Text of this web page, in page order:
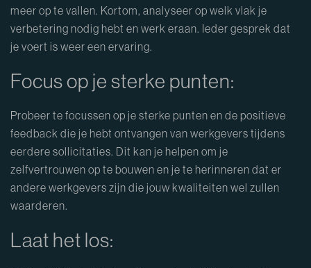
meer op te vallen. Kortom, analyseer op welk vlak je
verbetering nodig hebt en werk eraan. Ieder gesprek dat
je voert is weer een ervaring.
Focus op je sterke punten:
Probeer te focussen op je sterke punten en de positieve
feedback die je hebt ontvangen van werkgevers tijdens
eerdere sollicitaties. Dit kan je helpen om je
zelfvertrouwen op te bouwen en je te herinneren dat er
andere werkgevers zijn die jouw kwaliteiten wel zullen
waarderen.
Laat het los: